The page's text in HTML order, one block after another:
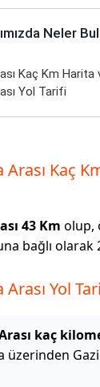
Neler
Kaç Km Harita
Yol Tarifi
Kaç
43 Km olup,
bağlı olarak
Yol
kaç
üzerinden